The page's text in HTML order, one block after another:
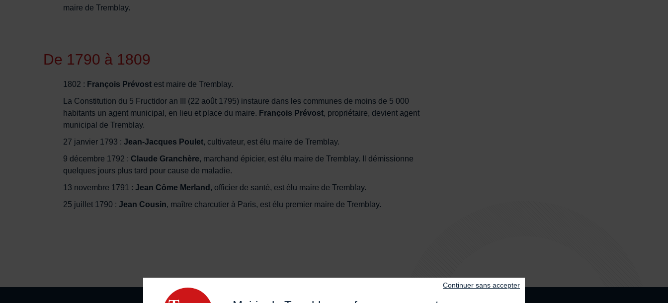
Continuer sans accepter
maire de Tremblay.
De 1790 à 1809
1802 : François Prévost est maire de Tremblay.
La Constitution du 5 Fructidor an III (22 août 1795) instaure dans les communes de moins de 5 000
habitants un agent municipal, en lieu et place du maire. François Prévost, propriétaire, devient agent
municipal de Tremblay.
27 janvier 1793 : Jean-Jacques Poulet, cultivateur, est élu maire de Tremblay.
9 décembre 1792 : Claude Granchère, marchand épicier, est élu maire de Tremblay. Il démissionne
quelques jours plus tard pour cause de maladie.
13 novembre 1791 : Jean Côme Merland , officier de santé, est élu maire de Tremblay.
25 juillet 1790 : Jean Cousin, maître charcutier à Paris, est élu premier maire de Tremblay.